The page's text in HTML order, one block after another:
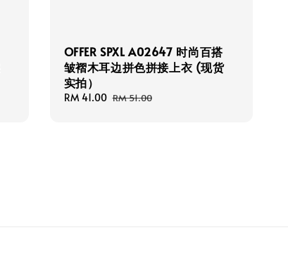
OFFER SPXL A02647 时尚百搭
皱褶木耳边拼色拼接上衣 (现货
实拍）
Sale
RM 41.00 Regular
RM 51.00